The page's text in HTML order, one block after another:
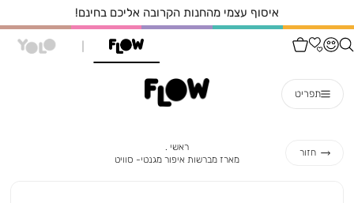
איסוף עצמי מהחנות הקרובה אליכם בחינם!
תפריט
חזור
ראשי
מארז מברשות איפור מגנטי- סוויט